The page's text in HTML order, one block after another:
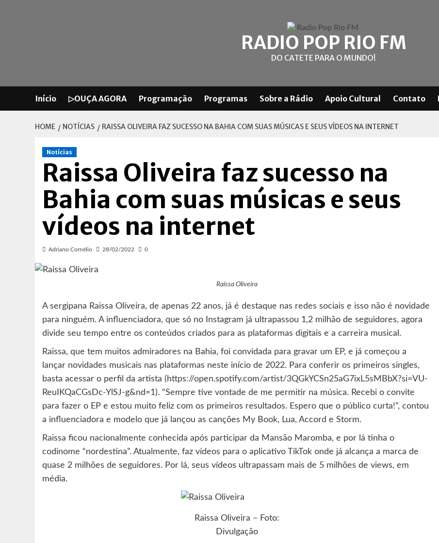
RADIO POP RIO FM
DO CATETE PARA O MUNDO!
Início ▷OUÇA AGORA Programação Programas Sobre a Rádio Apoio Cultural Contato
HOME NOTÍCIAS RAISSA OLIVEIRA FAZ SUCESSO NA BAHIA COM SUAS MÚSICAS E SEUS VÍDEOS NA INTERNET
Notícias
Raissa Oliveira faz sucesso na
Bahia com suas músicas e seus
vídeos na internet
Adriano Cornélio 28/02/2022 0
Raissa Oliveira
A sergipana Raissa Oliveira, de apenas 22 anos, já é destaque nas redes sociais e isso não é novidade
para ninguém. A influenciadora, que só no Instagram já ultrapassou 1,2 milhão de seguidores, agora
divide seu tempo entre os conteúdos criados para as plataformas digitais e a carreira musical.
Raissa, que tem muitos admiradores na Bahia, foi convidada para gravar um EP, e já começou a
lançar novidades musicais nas plataformas neste início de 2022. Para conferir os primeiros singles,
basta acessar o perfil da artista (https://open.spotify.com/artist/3QGkYCSn25aG7ixL5sMBbX?si=VU-
ReuIKQaCGsDc-YlSJ-g&nd=1). “Sempre tive vontade de me permitir na música. Recebi o convite
para fazer o EP e estou muito feliz com os primeiros resultados. Espero que o público curta!”, contou
a influenciadora e modelo que já lançou as canções My Book, Lua, Accord e Storm.
Raissa ficou nacionalmente conhecida após participar da Mansão Maromba, e por lá tinha o
codinome “nordestina”. Atualmente, faz vídeos para o aplicativo TikTok onde já alcança a marca de
quase 2 milhões de seguidores. Por lá, seus vídeos ultrapassam mais de 5 milhões de views, em
média.
Raissa Oliveira – Foto:
Divulgação